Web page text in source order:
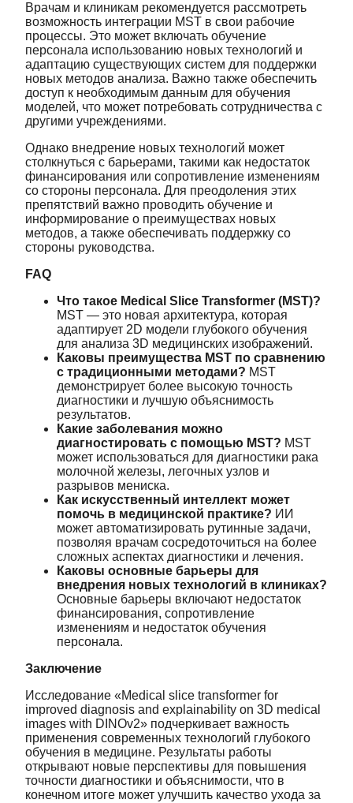
Врачам и клиникам рекомендуется рассмотреть
возможность интеграции MST в свои рабочие
процессы. Это может включать обучение
персонала использованию новых технологий и
адаптацию существующих систем для поддержки
новых методов анализа. Важно также обеспечить
доступ к необходимым данным для обучения
моделей, что может потребовать сотрудничества с
другими учреждениями.
Однако внедрение новых технологий может
столкнуться с барьерами, такими как недостаток
финансирования или сопротивление изменениям
со стороны персонала. Для преодоления этих
препятствий важно проводить обучение и
информирование о преимуществах новых
методов, а также обеспечивать поддержку со
стороны руководства.
FAQ
Что такое Medical Slice Transformer (MST)?
MST — это новая архитектура, которая
адаптирует 2D модели глубокого обучения
для анализа 3D медицинских изображений.
Каковы преимущества MST по сравнению
с традиционными методами? MST
демонстрирует более высокую точность
диагностики и лучшую объяснимость
результатов.
Какие заболевания можно
диагностировать с помощью MST? MST
может использоваться для диагностики рака
молочной железы, легочных узлов и
разрывов мениска.
Как искусственный интеллект может
помочь в медицинской практике? ИИ
может автоматизировать рутинные задачи,
позволяя врачам сосредоточиться на более
сложных аспектах диагностики и лечения.
Каковы основные барьеры для
внедрения новых технологий в клиниках?
Основные барьеры включают недостаток
финансирования, сопротивление
изменениям и недостаток обучения
персонала.
Заключение
Исследование «Medical slice transformer for
improved diagnosis and explainability on 3D medical
images with DINOv2» подчеркивает важность
применения современных технологий глубокого
обучения в медицине. Результаты работы
открывают новые перспективы для повышения
точности диагностики и объяснимости, что в
конечном итоге может улучшить качество ухода за